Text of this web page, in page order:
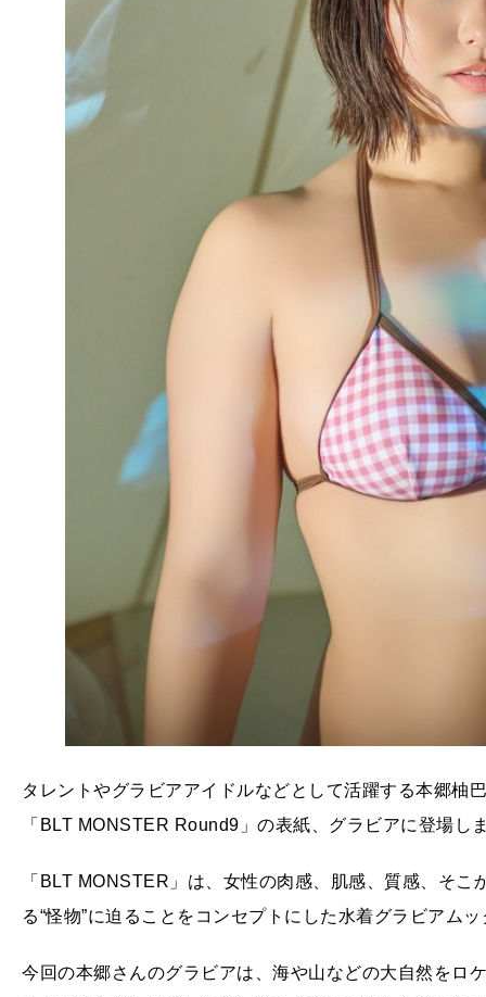
タレントやグラビアアイドルなどとして活躍する本郷柚
「BLT MONSTER Round9」の表紙、グラビアに登場し
「BLT MONSTER」は、女性の肉感、肌感、質感、そ
る“怪物”に迫ることをコンセプトにした水着グラビアム
今回の本郷さんのグラビアは、海や山などの大自然をロ